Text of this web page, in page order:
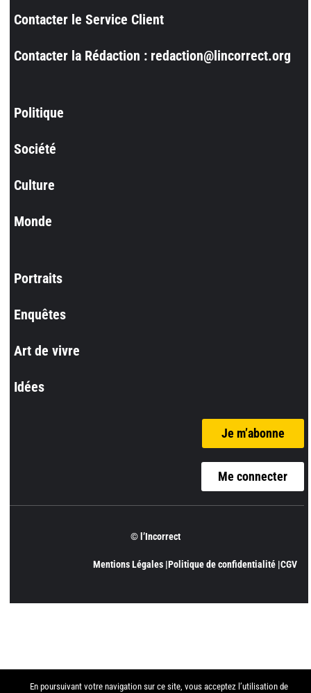
Contacter le Service Client
Contacter la Rédaction : redaction@lincorrect.org
Politique
Société
Culture
Monde
Portraits
Enquêtes
Art de vivre
Idées
Je m’abonne
Me connecter
© l’Incorrect
Mentions Légales |Politique de confidentialité |CGV
En poursuivant votre navigation sur ce site, vous acceptez l’utilisation de